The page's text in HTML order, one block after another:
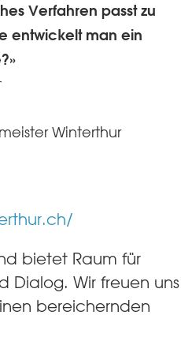
Verfahren passt zu
entwickelt man ein
Winterthur
bietet Raum für
Dialog. Wir freuen uns
bereichernden